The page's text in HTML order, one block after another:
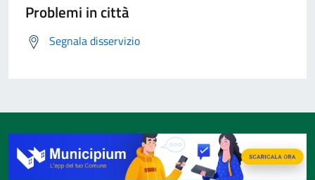
Problemi in città
Segnala disservizio